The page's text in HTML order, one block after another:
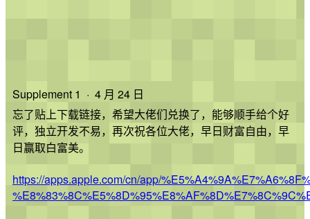
Supplement 1 · 4 月 24 日
忘了贴上下载链接，希望大佬们兑换了，能够顺手给个好
评，独立开发不易，再次祝各位大佬，早日财富自由，早
日赢取白富美。
https://apps.apple.com/cn/app/